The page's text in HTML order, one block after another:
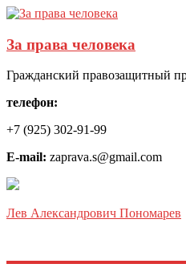
За права человека
Гражданский правозащитный
телефон:
+7 (925) 302-91-99
E-mail: zaprava.s@gmail.com
Лев Александрович Пономарев